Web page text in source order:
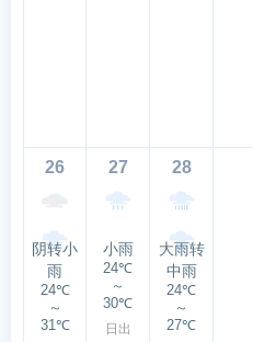
26
阴转小
雨
24℃
～
31℃
27
小雨
24℃
～
30℃
日出
28
大雨转
中雨
24℃
～
27℃